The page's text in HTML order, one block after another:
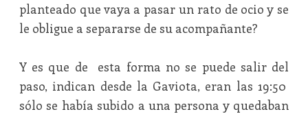
planteado que vaya a pasar un rato de ocio y se
le obligue a separarse de su acompañante?
Y es que de esta forma no se puede salir del
paso, indican desde la Gaviota, eran las 19:50
sólo se había subido a una persona y quedaban